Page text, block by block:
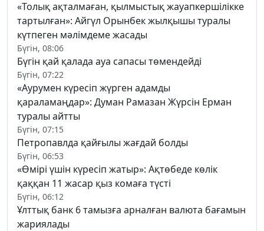
«Толық ақталмаған, қылмыстық жауапкершілікке
тартылған»: Айгүл Орынбек жылқышы туралы
күтпеген мәлімдеме жасады
Бүгін, 08:06
Бүгін қай қалада ауа сапасы төмендейді
Бүгін, 07:22
«Аурумен күресіп жүрген адамды
қараламаңдар»: Думан Рамазан Жүрсін Ерман
туралы айтты
Бүгін, 07:15
Петропавлда қайғылы жағдай болды
Бүгін, 06:53
«Өмірі үшін күресіп жатыр»: Ақтөбеде көлік
қаққан 11 жасар қыз комаға түсті
Бүгін, 06:12
Ұлттық банк 6 тамызға арналған валюта бағамын
жариялады